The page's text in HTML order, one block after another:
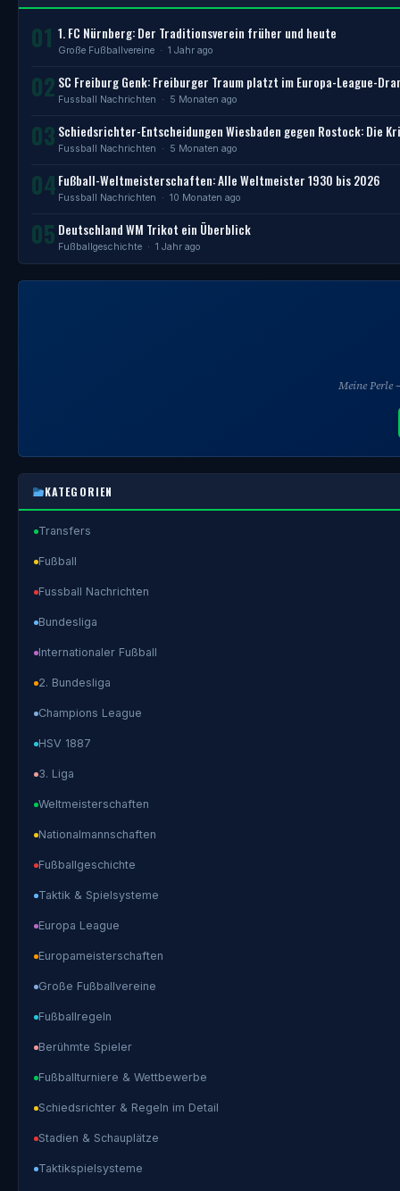
01 1. FC Nürnberg: Der Traditionsverein früher und heute
Große Fußballvereine · 1 Jahr ago
02 SC Freiburg Genk: Freiburger Traum platzt im Europa-League-
Fussball Nachrichten · 5 Monaten ago
03 Schiedsrichter-Entscheidungen Wiesbaden gegen Rostock: Die
Fussball Nachrichten · 5 Monaten ago
04 Fußball-Weltmeisterschaften: Alle Weltmeister 1930 bis 2026
Fussball Nachrichten · 10 Monaten ago
05 Deutschland WM Trikot ein Überblick
Fußballgeschichte · 1 Jahr ago
Meine Perle
KATEGORIEN
Transfers
Fußball
Fussball Nachrichten
Bundesliga
Internationaler Fußball
2. Bundesliga
Champions League
HSV 1887
3. Liga
Weltmeisterschaften
Nationalmannschaften
Fußballgeschichte
Taktik & Spielsysteme
Europa League
Europameisterschaften
Große Fußballvereine
Fußballregeln
Berühmte Spieler
Fußballturniere & Wettbewerbe
Schiedsrichter & Regeln im Detail
Stadien & Schauplätze
Taktikspielsysteme